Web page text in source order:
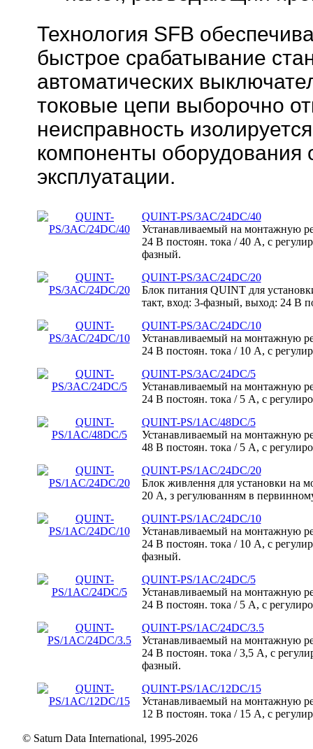
Технология SFB
быстрое срабатывание
автоматических
токовые цепи выборочно
неисправность
компоненты оборудования
эксплуатации.
QUINT-PS/3AC/24DC/40
Устанавливаемый на монтажную
24 В постоян. тока / 40 А, с
фазный.
QUINT-PS/3AC/24DC/20
Блок питания QUINT для
такт, вход: 3-фазный, выход: 24 В
QUINT-PS/3AC/24DC/10
Устанавливаемый на монтажную
24 В постоян. тока / 10 А, с
QUINT-PS/3AC/24DC/5
Устанавливаемый на монтажную
24 В постоян. тока / 5 А, с
QUINT-PS/1AC/48DC/5
Устанавливаемый на монтажную
48 В постоян. тока / 5 А, с
QUINT-PS/1AC/24DC/20
Блок живлення для установки на
20 А, з регулюванням в
QUINT-PS/1AC/24DC/10
Устанавливаемый на монтажную
24 В постоян. тока / 10 А, с
фазный.
QUINT-PS/1AC/24DC/5
Устанавливаемый на монтажную
24 В постоян. тока / 5 А, с
QUINT-PS/1AC/24DC/3.5
Устанавливаемый на монтажную
24 В постоян. тока / 3,5 А, с
фазный.
QUINT-PS/1AC/12DC/15
Устанавливаемый на монтажную
12 В постоян. тока / 15 А, с
© Saturn Data International, 1995-2026